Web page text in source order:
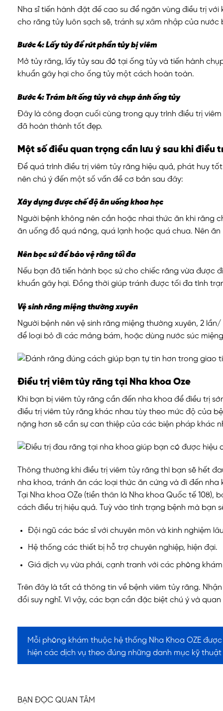
Nha sĩ tiến hành đặt đế cao su để ngăn vùng điều trị
cho răng tủy luôn sạch sẽ, tránh sự xâm nhập của nước
Bước 4: Lấy tủy để rút phần tủy bị viêm
Mở tủy răng, lấy tủy sau đó tại ống tủy và tiến hành
khuẩn gây hại cho ống tủy một cách hoàn toàn.
Bước 4: Trám bít ống tủy và chụp ảnh ống tủy
Đây là công đoạn cuối cùng trong quy trình điều trị
đã hoàn thành tốt đẹp.
Một số điều quan trọng cần lưu ý sau khi điều
Để quá trình điều trị viêm tủy răng hiệu quả, phát huy
nên chú ý đến một số vấn đề cơ bản sau đây:
Xây dựng được chế độ ăn uống khoa học
Người bệnh không nên cắn hoặc nhai thức ăn khi răng
ăn uống đồ quá nóng, quá lạnh hoặc quá chua. Nên
Nên bọc sứ để bảo vệ răng tối đa
Nếu bạn đã tiến hành bọc sứ cho chiếc răng vừa được
khuẩn gây hại. Đồng thời giúp tránh được tối đa tình
Vệ sinh răng miệng thường xuyên
Người bệnh nên vệ sinh răng miệng thường xuyên, 2
để loại bỏ đi các mảng bám, hoặc dùng nước súc
Điều trị viêm tủy răng tại Nha khoa Oze
Khi bạn bị viêm tủy răng cần đến nha khoa để điều trị
điều trị viêm tủy răng khác nhau tùy theo mức độ của
nặng hơn sẽ cần sự can thiệp của các biện pháp khác
Thông thường khi điều trị viêm tủy răng thì bạn sẽ hết
nha khoa, tránh ăn các loại thức ăn cứng và đi đến nha
Tại Nha khoa OZe (tiền thân là Nha khoa Quốc tế
cách điều trị hiệu quả. Tuỳ vào tình trạng bệnh mà bạn
Đội ngũ các bác sĩ với chuyên môn và kinh nghiệm
Hệ thống các thiết bị hỗ trợ chuyên nghiệp, hiện đại.
Giá dịch vụ vừa phải, cạnh tranh với các phòng
Trên đây là tất cả thông tin về bệnh viêm tủy răng.
đổi suy nghĩ. Vì vậy, các bạn cần đặc biệt chú ý và
Mỗi phòng khám thuộc hệ thống Nha Khoa OZE
hiện các dịch vụ theo đúng những danh mục kỹ
BẠN ĐỌC QUAN TÂM